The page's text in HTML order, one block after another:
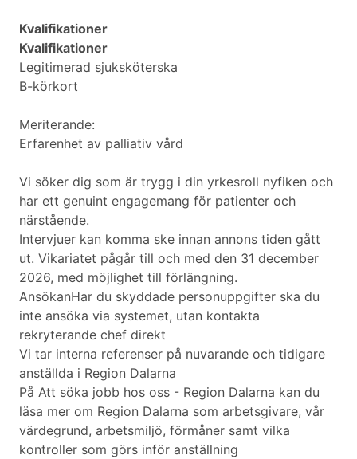
Kvalifikationer
Kvalifikationer
Legitimerad sjuksköterska
B-körkort
Meriterande:
Erfarenhet av palliativ vård
Vi söker dig som är trygg i din yrkesroll nyfiken och
har ett genuint engagemang för patienter och
närstående.
Intervjuer kan komma ske innan annons tiden gått
ut. Vikariatet pågår till och med den 31 december
2026, med möjlighet till förlängning.
AnsökanHar du skyddade personuppgifter ska du
inte ansöka via systemet, utan kontakta
rekryterande chef direkt
Vi tar interna referenser på nuvarande och tidigare
anställda i Region Dalarna
På Att söka jobb hos oss - Region Dalarna kan du
läsa mer om Region Dalarna som arbetsgivare, vår
värdegrund, arbetsmiljö, förmåner samt vilka
kontroller som görs inför anställning